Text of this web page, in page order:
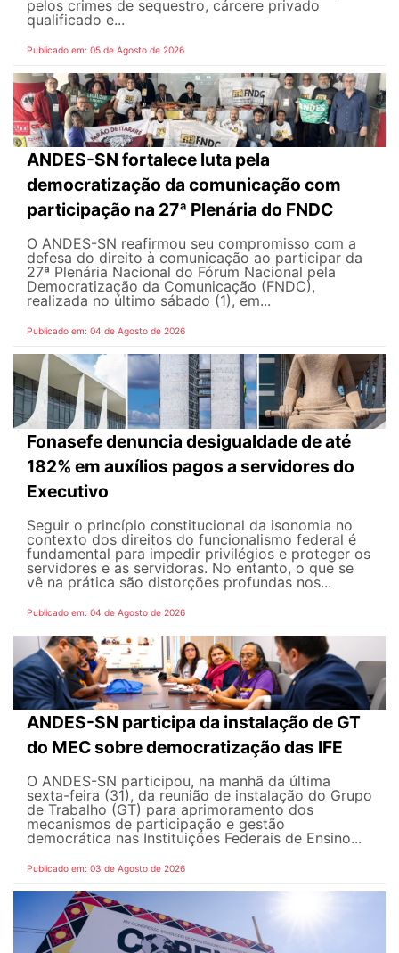
pelos crimes de sequestro, cárcere privado
qualificado e...
Publicado em: 05 de Agosto de 2026
ANDES-SN fortalece luta pela
democratização da comunicação com
participação na 27ª Plenária do FNDC
O ANDES-SN reafirmou seu compromisso com a
defesa do direito à comunicação ao participar da
27ª Plenária Nacional do Fórum Nacional pela
Democratização da Comunicação (FNDC),
realizada no último sábado (1), em...
Publicado em: 04 de Agosto de 2026
Fonasefe denuncia desigualdade de até
182% em auxílios pagos a servidores do
Executivo
Seguir o princípio constitucional da isonomia no
contexto dos direitos do funcionalismo federal é
fundamental para impedir privilégios e proteger os
servidores e as servidoras. No entanto, o que se
vê na prática são distorções profundas nos...
Publicado em: 04 de Agosto de 2026
ANDES-SN participa da instalação de GT
do MEC sobre democratização das IFE
O ANDES-SN participou, na manhã da última
sexta-feira (31), da reunião de instalação do Grupo
de Trabalho (GT) para aprimoramento dos
mecanismos de participação e gestão
democrática nas Instituições Federais de Ensino...
Publicado em: 03 de Agosto de 2026